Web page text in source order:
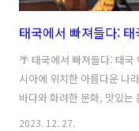
태국에서 빠져들다:
🌴 태국에서 빠져들다: 태
시아에 위치한 아름다운 나
바다와 화려한 문화, 맛있는
니다. 태국 여행은 매 순간이
2023. 12. 27.